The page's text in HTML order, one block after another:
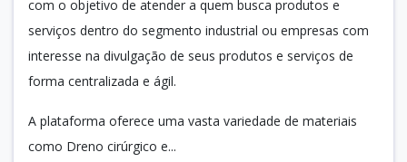
com o objetivo de atender a quem busca produtos e
serviços dentro do segmento industrial ou empresas com
interesse na divulgação de seus produtos e serviços de
forma centralizada e ágil.
A plataforma oferece uma vasta variedade de materiais
como Dreno cirúrgico e...